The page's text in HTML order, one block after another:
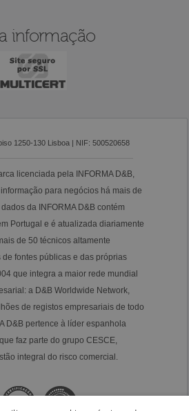
informação
1250-130 Lisboa | NIF: 500520658
licenciada pela INFORMA D&B,
para negócios há mais de
da INFORMA D&B contém
Portugal e é atualizada diariamente
de 50 técnicos altamente
fontes públicas e das próprias
que integra a maior rede mundial
a D&B Worldwide Network,
de registos empresariais de todo
D&B pertence à líder espanhola
faz parte do grupo CESCE,
integral do risco comercial.